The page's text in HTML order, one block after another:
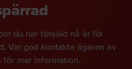
du har försökt nå är för
Var god kontakta ägaren av
för mer information.